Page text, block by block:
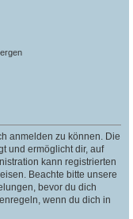
anmelden zu können. Die
und ermöglicht dir, auf
kann registrierten
Beachte bitte unsere
bevor du dich
wenn du dich in